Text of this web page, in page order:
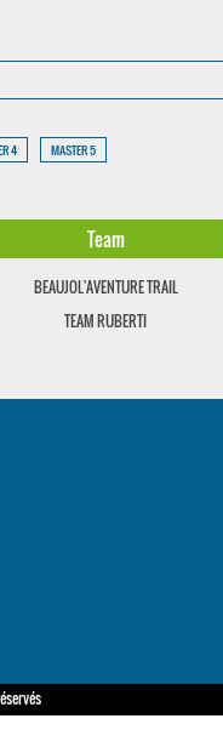
4 MASTER 5
Team
BEAUJOL'AVENTURE TRAIL
TEAM RUBERTI